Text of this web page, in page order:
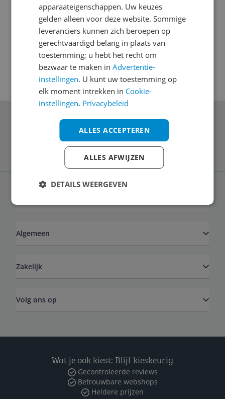
5706631007757
Schrijf je in voor onze nieuwsbrief
Algemeen
Zakelijk
Volg ons op
Wat je ook kiest: Blijf kieskeurig
Gecontroleerde reviews
Betrouwbare webshops
Heldere prijzen
apparaateigenschappen. Uw keuzes
gelden alleen voor deze website. Sommige
leveranciers kunnen zich beroepen op
gerechtvaardigd belang in plaats van
toestemming; u hebt het recht om
bezwaar te maken inAdvertentie-
instellingen. U kunt uw toestemming op
elk moment intrekken in Cookie-
instellingen. Privacybeleid
ALLES ACCEPTEREN
ALLES AFWIJZEN
DETAILS WEERGEVEN